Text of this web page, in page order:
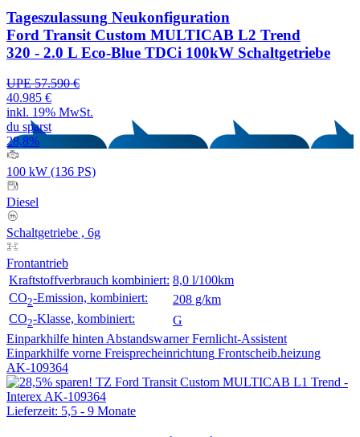
Tageszulassung Neukonfiguration
Ford Transit Custom MULTICAB L2 Trend
320 - 2.0 L Eco-Blue TDCi 100kW Schaltgetriebe
UPE 57.590 €
40.985 €
inkl. 19% MwSt.
du sparst
28,8%
100 kW (136 PS)
Diesel
Schaltgetriebe , 6g
Frontantrieb
Kraftstoffverbrauch kombiniert: 8,0 l/100km
CO2-Emission, kombiniert:
208 g/km
CO2-Klasse, kombiniert:
G
Einparkhilfe hintenAbstandswarner Fernlicht-Assistent
Einparkhilfe vorne Freisprecheinrichtung Frontscheib.heizung
AK-109364
Lieferzeit: 5,5 - 9 Monate